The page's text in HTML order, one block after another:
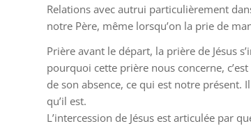
Relations avec autrui particulièrement
notre Père, même lorsqu’on la prie de
Prière avant le départ, la prière de Jésus
pourquoi cette prière nous concerne,
de son absence, ce qui est notre présent.
qu’il est.
L’intercession de Jésus est articulée par